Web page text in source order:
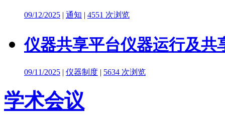
09/12/2025 | 通知 | 4551 次浏览
仪器共享平台仪器运行及共
09/11/2025 | 仪器制度 | 5634 次浏览
学术会议